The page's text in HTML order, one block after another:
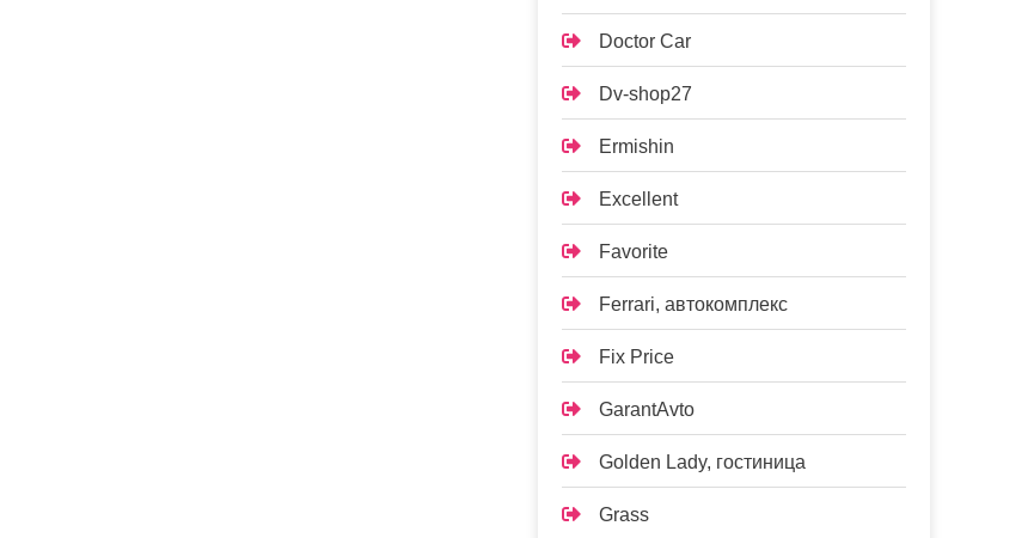
Doctor Car
Dv-shop27
Ermishin
Excellent
Favorite
Ferrari, автокомплекс
Fix Price
GarantAvto
Golden Lady, гостиница
Grass